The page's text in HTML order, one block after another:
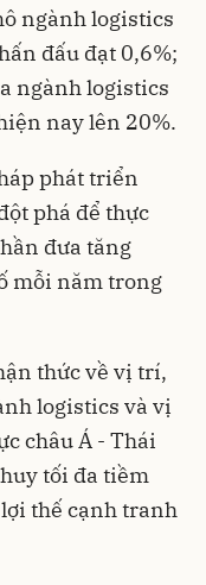
ngành logistics
đấu đạt 0,6%;
ngành logistics
nay lên 20%.
phát triển
phá để thực
đưa tăng
mỗi năm trong
thức về vị trí,
logistics và vị
châu Á - Thái
tối đa tiềm
thế cạnh tranh